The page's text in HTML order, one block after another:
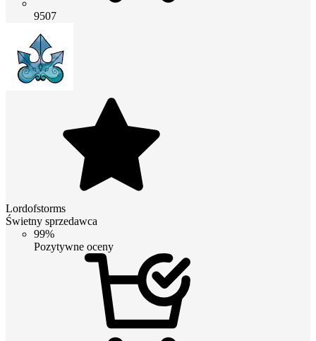
9507
Lordofstorms
Świetny sprzedawca
99%
Pozytywne oceny